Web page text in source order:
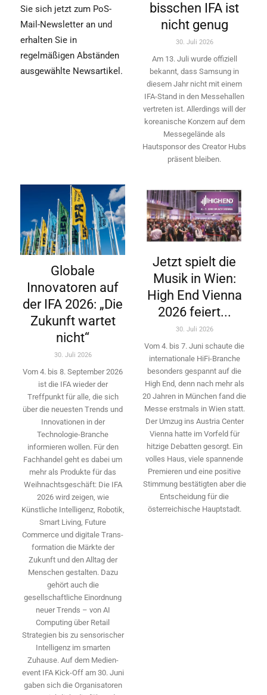
Sie sich jetzt zum PoS-
Mail-Newsletter an und
erhalten Sie in
regelmäßigen Abständen
ausgewählte Newsartikel.
bisschen IFA ist
nicht genug
30. Juli 2026
Am 13. Juli wurde offiziell
bekannt, dass Samsung in
diesem Jahr nicht mit einem
IFA-Stand in den Messehallen
vertreten ist. Allerdings will ­der
koreanische Konzern auf dem
Messegelände als
Hautsponsor des Creator Hubs
präsent bleiben.
Globale
Innovatoren auf
der IFA 2026: „Die
Zukunft wartet
nicht“
30. Juli 2026
Vom 4. bis 8. September 2026
ist die IFA wieder der
Treffpunkt für alle, die sich
über die neuesten Trends und
Innovationen in der
Technologie-­Branche
informieren wollen. Für den
Fachhandel geht es dabei um
mehr als Produkte für das
Weihnachtsgeschäft: Die IFA
2026 wird ­zeigen, wie
Künstliche Intelligenz, Robotik,
Smart Living, Future
Commerce und digitale Trans­
formation die Märkte der
Zukunft und den Alltag der
Menschen gestalten. Dazu
gehört auch die
gesellschaftliche Einordnung
neuer Trends – von AI
Computing über Retail
Strategien bis zu sensorischer
Intelligenz im smarten
Zuhause. Auf dem Medien­
event IFA Kick-Off am 30. Juni
gaben sich die Organisatoren
Jetzt spielt die
Musik in Wien:
High End Vienna
2026 feiert...
30. Juli 2026
Vom 4. bis 7. Juni schaute die
internationale HiFi-Branche
besonders gespannt auf die
High End, denn nach mehr als
20 Jahren in München fand die
Messe erstmals in Wien statt.
Der Umzug ins Austria Center
Vienna hatte im Vorfeld für
hitzige Debatten gesorgt. Ein
volles Haus, viele spannende
Premieren und eine positive
Stimmung bestätigten aber die
Entscheidung für die
österreichische Hauptstadt.